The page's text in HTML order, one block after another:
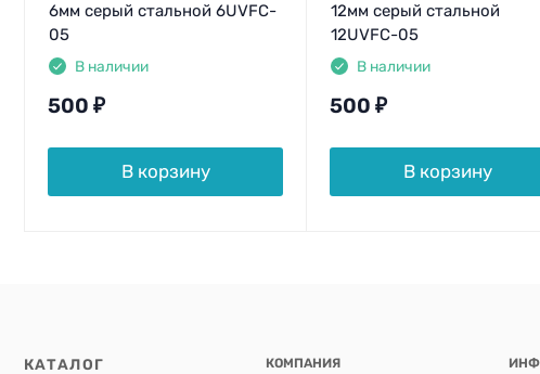
6мм серый стальной 6UVFC-
05
В наличии
500 ₽
В корзину
12мм серый стальной
12UVFC-05
В наличии
500 ₽
В корзину
КАТАЛОГ КОМПАНИЯ